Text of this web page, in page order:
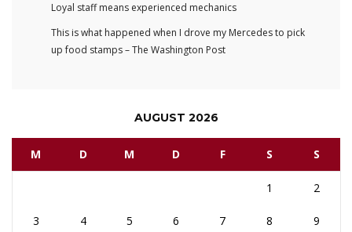
Loyal staff means experienced mechanics
This is what happened when I drove my Mercedes to pick
up food stamps – The Washington Post
AUGUST 2026
M D M D F S S
1 2
3 4 5 6 7 8 9